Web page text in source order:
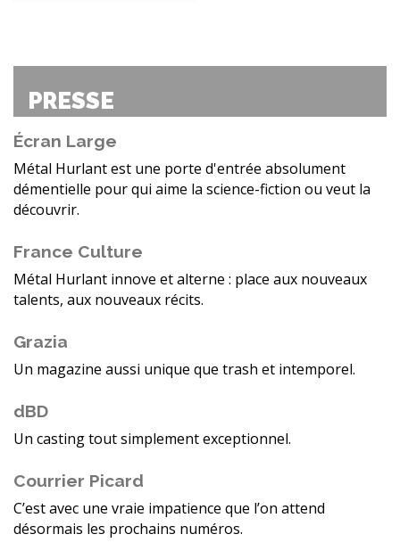
PRESSE
Écran Large
Métal Hurlant est une porte d'entrée absolument
démentielle pour qui aime la science-fiction ou veut la
découvrir.
France Culture
Métal Hurlant innove et alterne : place aux nouveaux
talents, aux nouveaux récits.
Grazia
Un magazine aussi unique que trash et intemporel.
dBD
Un casting tout simplement exceptionnel.
Courrier Picard
C’est avec une vraie impatience que l’on attend
désormais les prochains numéros.